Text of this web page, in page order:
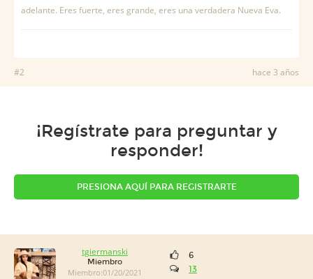
adelante. Eres fuerte, eres grande, eres una verdadera Nueva Eva.
#2 hace 3 años
¡Regístrate para preguntar y
responder!
PRESIONA AQUÍ PARA REGISTRARTE
tgiermanski
Miembro
Miembro:01/20/2021
6
13